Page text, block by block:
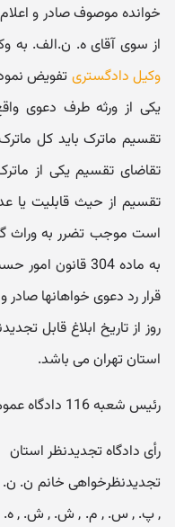
خوانده موصوف صادر و اعلام
از سوی آقای ه. ن.الف. به
وکیل دادگستری تفویض
یکی از ورثه طرف دعوی
تقسیم ماترک باید کل
تقاضای تقسیم یکی از
تقسیم از حیث قابلیت یا
است موجب تضرر به وراث
قرار رد دعوی خواهانها
روز از تاریخ ابلاغ قابل
استان تهران می باشد.
رئیس شعبه 116 دادگاه عمومی حقوقی تهران - ماندگار مشفق
رأی دادگاه تجدیدنظر استان
تجدیدنظرخواهی خانم ن.
, پ. , س. , م. , ش. , ش. , ه.